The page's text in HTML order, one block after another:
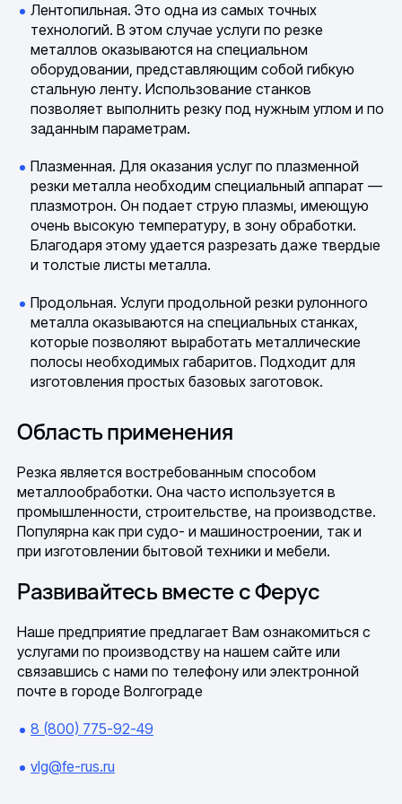
Лентопильная. Это одна из самых точных
технологий. В этом случае услуги по резке
металлов оказываются на специальном
оборудовании, представляющим собой гибкую
стальную ленту. Использование станков
позволяет выполнить резку под нужным углом и по
заданным параметрам.
Плазменная. Для оказания услуг по плазменной
резки металла необходим специальный аппарат —
плазмотрон. Он подает струю плазмы, имеющую
очень высокую температуру, в зону обработки.
Благодаря этому удается разрезать даже твердые
и толстые листы металла.
Продольная. Услуги продольной резки рулонного
металла оказываются на специальных станках,
которые позволяют выработать металлические
полосы необходимых габаритов. Подходит для
изготовления простых базовых заготовок.
Область применения
Резка является востребованным способом
металлообработки. Она часто используется в
промышленности, строительстве, на производстве.
Популярна как при судо- и машиностроении, так и
при изготовлении бытовой техники и мебели.
Развивайтесь вместе с Ферус
Наше предприятие предлагает Вам ознакомиться с
услугами по производству на нашем сайте или
связавшись с нами по телефону или электронной
почте в городе Волгограде
8 (800) 775-92-49
vlg@fe-rus.ru